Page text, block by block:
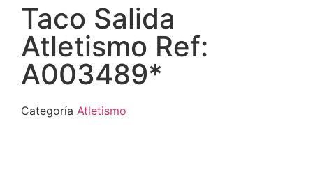
Taco Salida
Atletismo Ref:
A003489*
Categoría Atletismo